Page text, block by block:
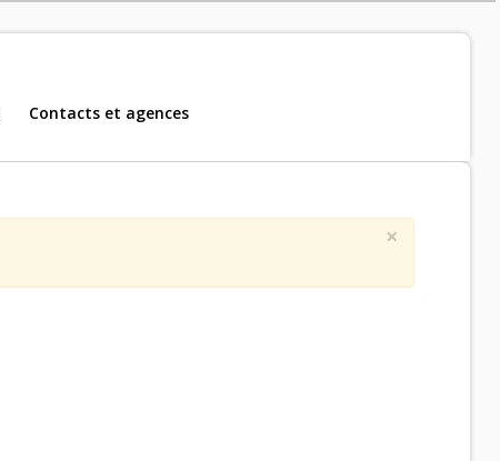
Contacts et agences
×